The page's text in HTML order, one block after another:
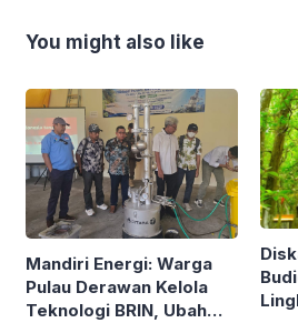
You might also like
Mandiri Energi: Warga
Pulau Derawan Kelola
Teknologi BRIN, Ubah